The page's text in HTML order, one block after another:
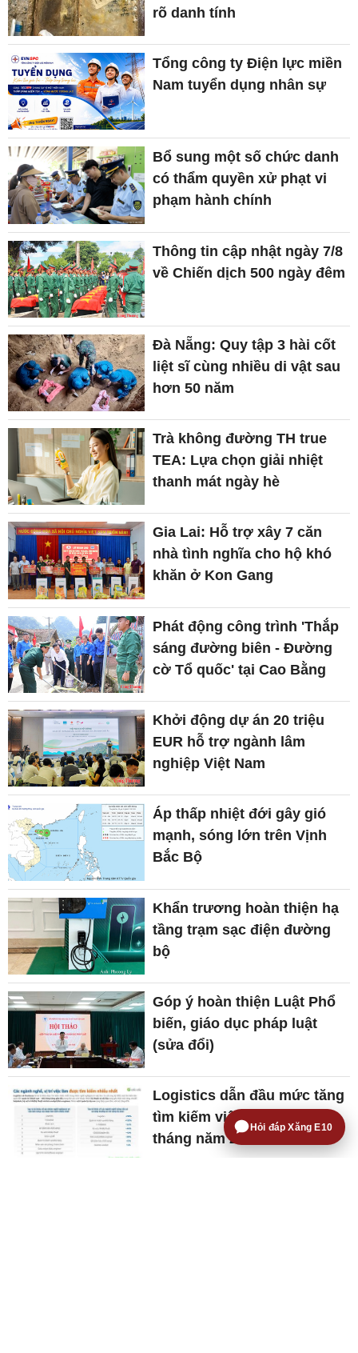
rõ danh tính
Tổng công ty Điện lực miền
Nam tuyển dụng nhân sự
Bổ sung một số chức danh
có thẩm quyền xử phạt vi
phạm hành chính
Thông tin cập nhật ngày 7/8
về Chiến dịch 500 ngày đêm
Đà Nẵng: Quy tập 3 hài cốt
liệt sĩ cùng nhiều di vật sau
hơn 50 năm
Trà không đường TH true
TEA: Lựa chọn giải nhiệt
thanh mát ngày hè
Gia Lai: Hỗ trợ xây 7 căn
nhà tình nghĩa cho hộ khó
khăn ở Kon Gang
Phát động công trình 'Thắp
sáng đường biên - Đường
cờ Tổ quốc' tại Cao Bằng
Khởi động dự án 20 triệu
EUR hỗ trợ ngành lâm
nghiệp Việt Nam
Áp thấp nhiệt đới gây gió
mạnh, sóng lớn trên Vịnh
Bắc Bộ
Khẩn trương hoàn thiện hạ
tầng trạm sạc điện đường
bộ
Góp ý hoàn thiện Luật Phổ
biến, giáo dục pháp luật
(sửa đổi)
Logistics dẫn đầu mức tăng
tìm kiếm việc làm trong 7
tháng năm 2026
Hỏi đáp Xăng E10